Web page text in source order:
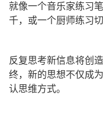
就像一个音乐家练习
千，或一个厨师练习切
反复思考新信息将创
终，新的思想不仅成
认思维方式。